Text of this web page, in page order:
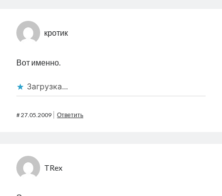
кротик
Вот именно.
Загрузка...
#27.05.2009 Ответить
TRex